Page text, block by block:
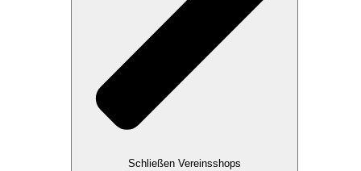
Schließen Vereinsshops